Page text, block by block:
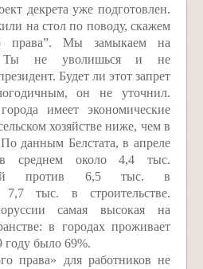
декрета уже подготовлен.
на стол по поводу, скажем
права”. Мы замыкаем на
Ты не уволишься и не
Будет ли этот запрет
он не уточнил.
имеет экономические
хозяйстве ниже, чем в
данным Белстата, в апреле
среднем около 4,4 тыс.
против 6,5 тыс. в
тыс. в строительстве.
самая высокая на
в городах проживает
году было 69%.
права» для работников не